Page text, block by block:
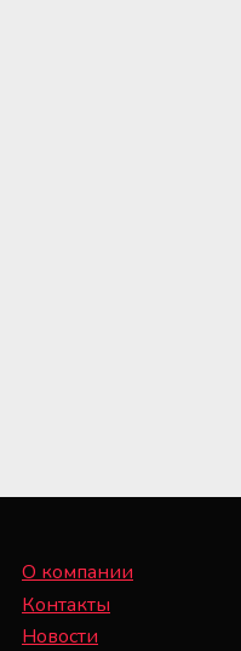
О компании
Контакты
Новости